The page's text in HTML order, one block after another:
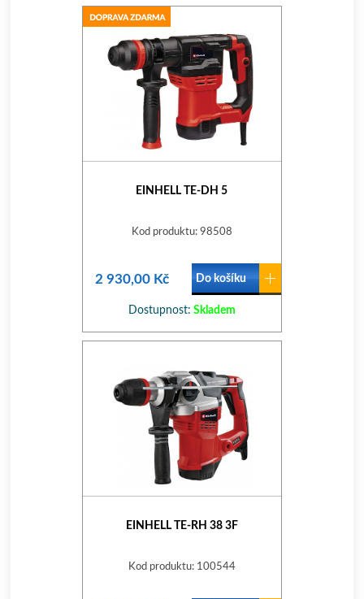
EINHELL TE-DH 5
Kod produktu: 98508
2 930,00 Kč Do košíku
Dostupnost: Skladem
EINHELL TE-RH 38 3F
Kod produktu: 100544